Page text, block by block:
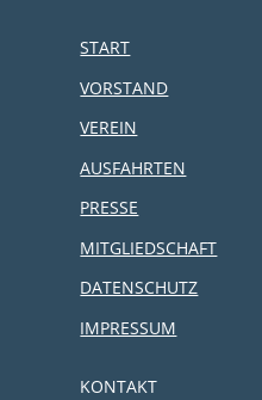
START
VORSTAND
VEREIN
AUSFAHRTEN
PRESSE
MITGLIEDSCHAFT
DATENSCHUTZ
IMPRESSUM
KONTAKT